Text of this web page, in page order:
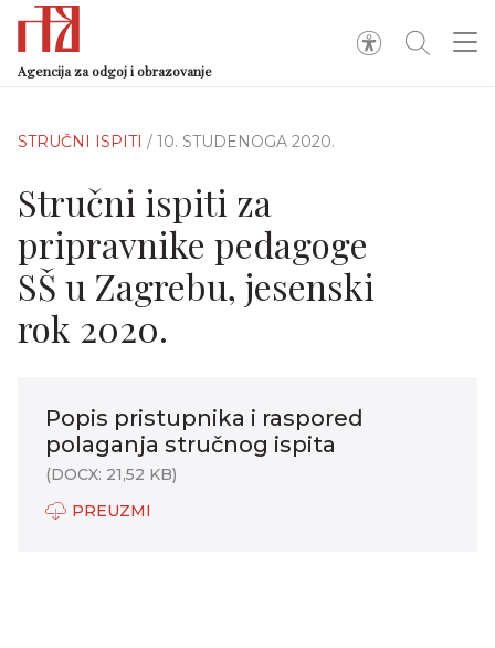
Agencija za odgoj i obrazovanje
STRUČNI ISPITI / 10. STUDENOGA 2020.
Stručni ispiti za
pripravnike pedagoge
SŠ u Zagrebu, jesenski
rok 2020.
Popis pristupnika i raspored
polaganja stručnog ispita
(DOCX: 21,52 KB)
PREUZMI